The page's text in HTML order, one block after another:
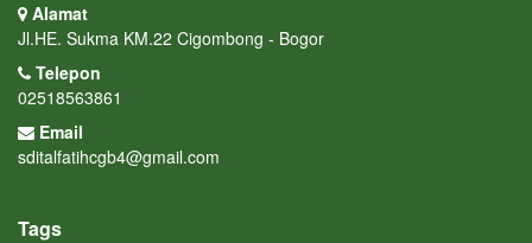
Alamat
Jl.HE. Sukma KM.22 Cigombong - Bogor
Telepon
02518563861
Email
sditalfatihcgb4@gmail.com
Tags